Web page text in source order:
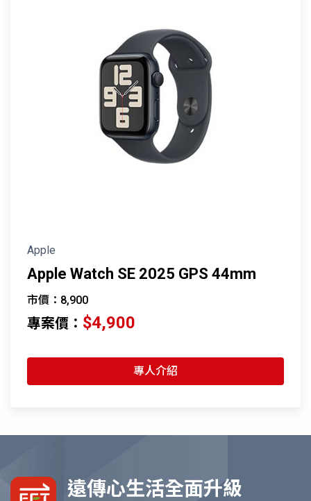
Apple
Apple Watch SE 2025 GPS 44mm
市價：8,900
專案價： $4,900
專人介紹
遠傳心生活全面升級